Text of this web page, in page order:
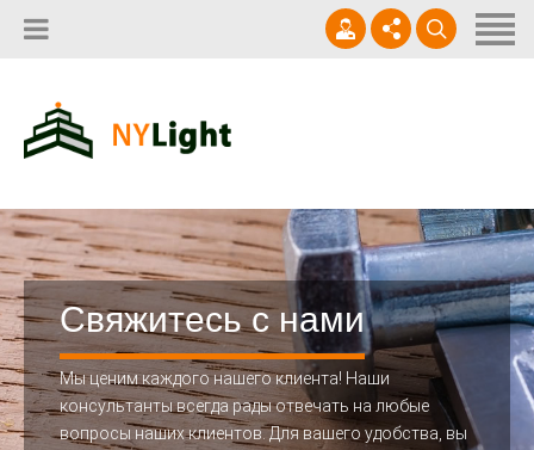
Каталог продукции
Контакты
Субподрядчикам
+7 (495) 055-15-32
ежедневно с 9:00 до 20:00
Свяжитесь с нами
Мы ценим каждого нашего клиента! Наши
консультанты всегда рады отвечать на любые
вопросы наших клиентов. Для вашего удобства, вы